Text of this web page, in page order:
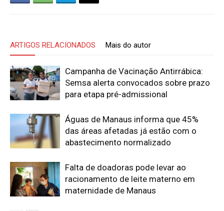
ARTIGOS RELACIONADOS Mais do autor
Campanha de Vacinação Antirrábica:
Semsa alerta convocados sobre prazo
para etapa pré-admissional
Águas de Manaus informa que 45%
das áreas afetadas já estão com o
abastecimento normalizado
Falta de doadoras pode levar ao
racionamento de leite materno em
maternidade de Manaus